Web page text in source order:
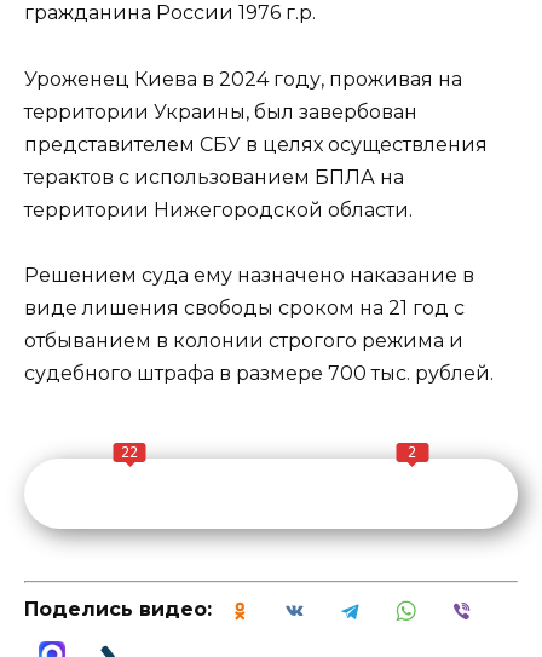
гражданина России 1976 г.р.
Уроженец Киева в 2024 году, проживая на
территории Украины, был завербован
представителем СБУ в целях осуществления
терактов с использованием БПЛА на
территории Нижегородской области.
Решением суда ему назначено наказание в
виде лишения свободы сроком на 21 год с
отбыванием в колонии строгого режима и
судебного штрафа в размере 700 тыс. рублей.
22 2
Поделись видео: